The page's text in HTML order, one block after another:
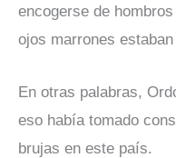
encogerse de
ojos marrones
En otras palabras,
eso había tomado
brujas en este país.